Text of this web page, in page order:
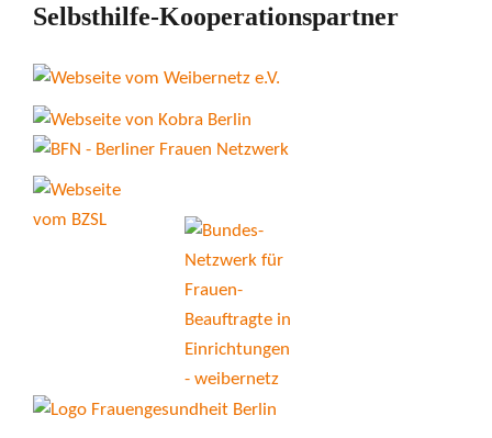
Selbsthilfe-Kooperationspartner